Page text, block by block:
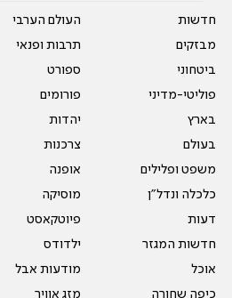
חדשות
מבזקים
ביטחוני
פוליטי-מדיני
בארץ
בעולם
משפט ופלילים
כלכלה ונדל"ן
דעות
חדשות המגזר
אוכל
כיפה שחורה
העולם הערבי
תרבות ופנאי
ספורט
פורומים
יהדות
צרכנות
אופנה
מוסיקה
פיוטקאסט
ילדודס
מודעות אבל
מזג אוויר